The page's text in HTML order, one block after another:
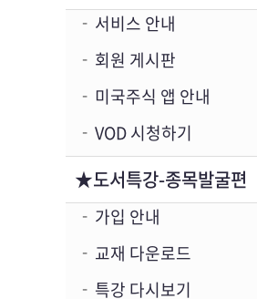
서비스 안내
회원 게시판
미국주식 앱 안내
VOD 시청하기
★도서특강-종목발굴편
가입 안내
교재 다운로드
특강 다시보기